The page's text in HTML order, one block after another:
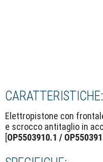
CARATTERISTICHE:
Elettropistone con
e scrocco antitaglio in
[OP5503910.1 /